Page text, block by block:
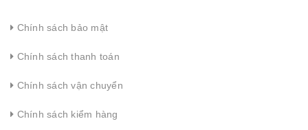
Chính sách bảo mật
Chính sách thanh toán
Chính sách vận chuyển
Chính sách kiểm hàng